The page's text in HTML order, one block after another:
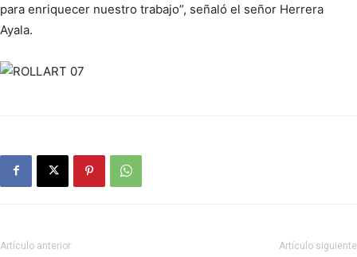
para enriquecer nuestro trabajo”, señaló el señor Herrera
Ayala.
Artículo anterior Artículo siguiente